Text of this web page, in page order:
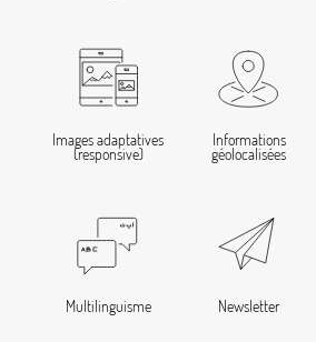
Images adaptatives
(responsive)
Informations
géolocalisées
Multilinguisme Newsletter